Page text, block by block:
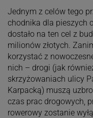
Jednym z celów tego
chodnika dla pieszych
dostało na ten cel z
milionów złotych.
korzystać z
nich – drogi (jak
skrzyżowaniach ulicy
Karpacką) muszą
czas prac drogowych,
rowerowy zostanie